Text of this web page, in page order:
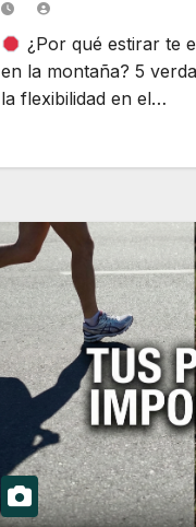
¿Por qué estirar te
en la montaña? 5
la flexibilidad en el…